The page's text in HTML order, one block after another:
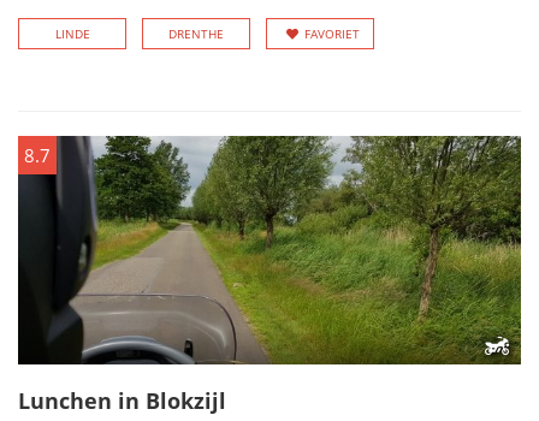
LINDE DRENTHE FAVORIET
8.7
Lunchen in Blokzijl